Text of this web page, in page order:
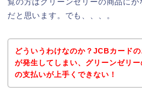
だと思います。でも、、、。
どういうわけなのか？JCBカード
が発生してしまい、グリーンゼリー
の支払いが上手くできない！